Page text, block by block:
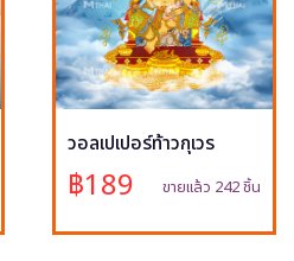
วอลเปเปอร์ท้าวกุเวร
฿189 ขายแล้ว 242 ชิ้น